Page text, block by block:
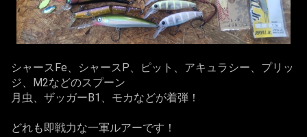
シャースFe、シャースP、ピット、アキュラシー、プリッ
ジ、M2などのスプーン
月虫、ザッガーB1、モカなどが着弾！
どれも即戦力な一軍ルアーです！